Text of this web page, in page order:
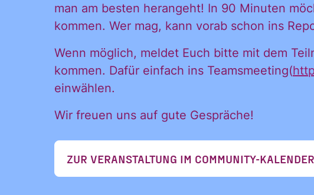
man am besten herangeht! In 90 Minuten
kommen. Wer mag, kann vorab schon ins
Wenn möglich, meldet Euch bitte mit dem
kommen. Dafür einfach ins Teamsmeeting(
einwählen.
Wir freuen uns auf gute Gespräche!
ZUR VERANSTALTUNG IM COMMUNITY-KALENDER
Postfach: